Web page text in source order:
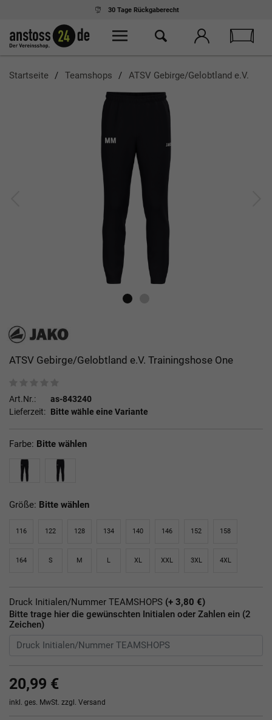
30 Tage Rückgaberecht
Startseite Teamshops ATSV Gebirge/Gelobtland e.V.
ATSV Gebirge/Gelobtland e.V. Trainingshose One
Art.Nr.:
as-843240
Lieferzeit: Bitte wähle eine Variante
Farbe: Bitte wählen
Größe: Bitte wählen
116 122 128 134 140 146 152 158
164 S M L XL XXL 3XL 4XL
Druck Initialen/Nummer TEAMSHOPS (+ 3,80 €)
Bitte trage hier die gewünschten Initialen oder Zahlen ein (2
Zeichen)
20,99 €
inkl. ges. MwSt. zzgl. Versand